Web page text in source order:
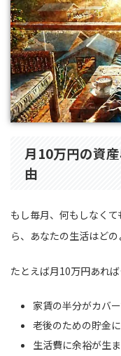
月10万円の資
由
もし毎月、何もしなく
ら、あなたの生活はど
たとえば月10万円あれ
家賃の半分がカバ
老後のための貯金
生活費に余裕が生